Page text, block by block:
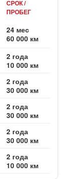
СРОК /
ПРОБЕГ
24 мес
60 000 км
2 года
10 000 км
2 года
30 000 км
2 года
30 000 км
2 года
30 000 км
2 года
10 000 км